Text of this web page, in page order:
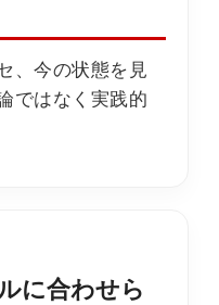
、今の状態を見
ではなく実践的
に合わせら